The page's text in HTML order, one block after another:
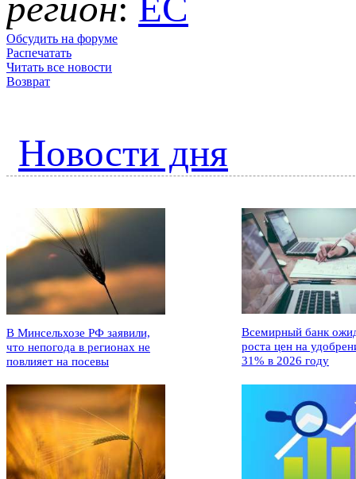
регион: ЕС
Обсудить на форуме
Распечатать
Читать все новости
Возврат
Новости дня
В Минсельхозе РФ заявили,
что непогода в регионах не
повлияет на посевы
Всемирный банк
роста цен на
31% в 2026 году